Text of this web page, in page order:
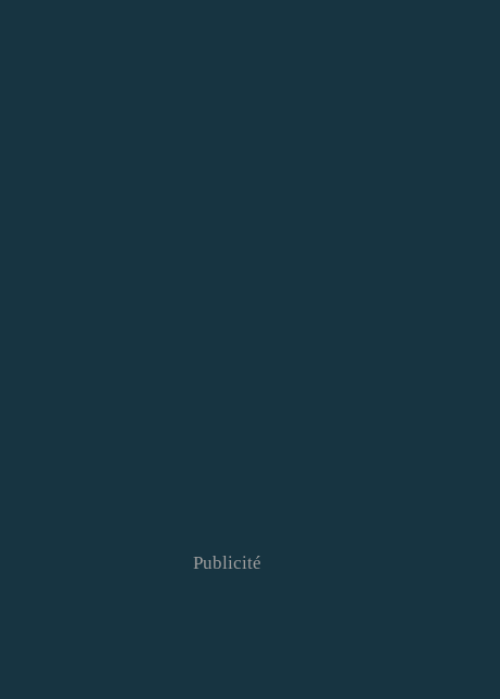
Publicité